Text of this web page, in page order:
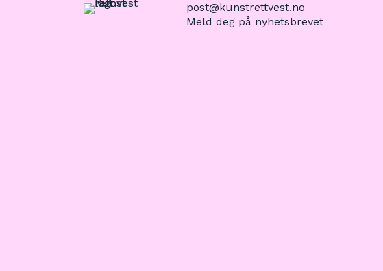
post@kunstrettvest.no
Meld deg på nyhetsbrevet